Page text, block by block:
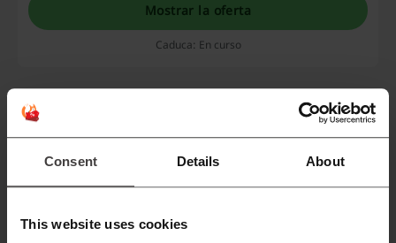
Consent Details About
This website uses cookies
Mostrar la oferta
Caduca: En curso
Detalles de ofertas
Mejor Descuento
70%
Última actualización